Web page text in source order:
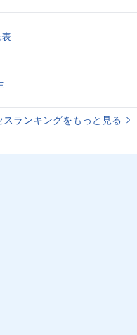
ランキングをもっと見る